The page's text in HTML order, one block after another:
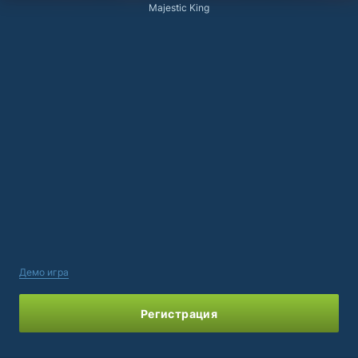
Majestic King
Демо игра
Регистрация